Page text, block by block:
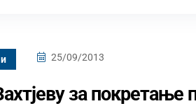
25/09/2013
за покретање